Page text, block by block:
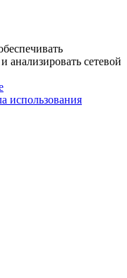
анализировать сетевой
использования